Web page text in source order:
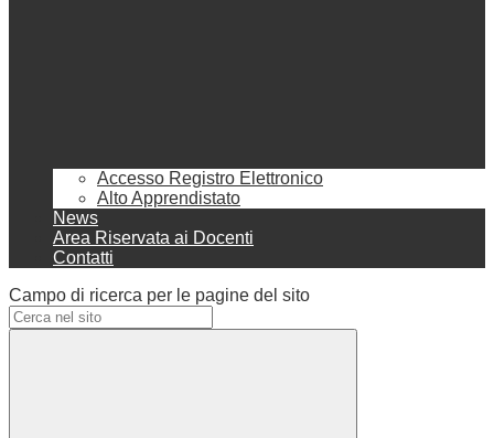
Accesso Registro Elettronico
Alto Apprendistato
News
Area Riservata ai Docenti
Contatti
Campo di ricerca per le pagine del sito